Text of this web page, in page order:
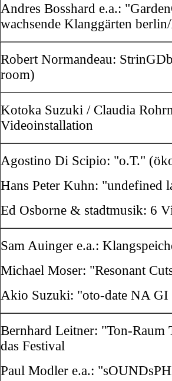
Andres Bosshard e.a.:
wachsende Klanggärten
Robert Normandeau:
room)
Kotoka Suzuki / Claudia
Videoinstallation
Agostino Di Scipio: "o.T."
Hans Peter Kuhn: "undefined
Ed Osborne & stadtmusik: 6
Sam Auinger e.a.:
Michael Moser: "Resonant
Akio Suzuki: "oto-date NA GI
Bernhard Leitner: "Ton-
das Festival
Paul Modler e.a.: